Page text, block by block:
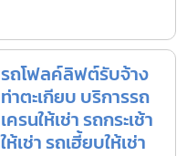
รถโฟลค์ลิฟต์รับจ้าง
ท่าตะเกียบ บริการรถ
เครนให้เช่า รถกระเช้า
ให้เช่า รถเฮี้ยบให้เช่า